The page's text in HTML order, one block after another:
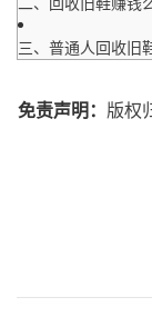
三、普通人回收旧
免责声明： 版权